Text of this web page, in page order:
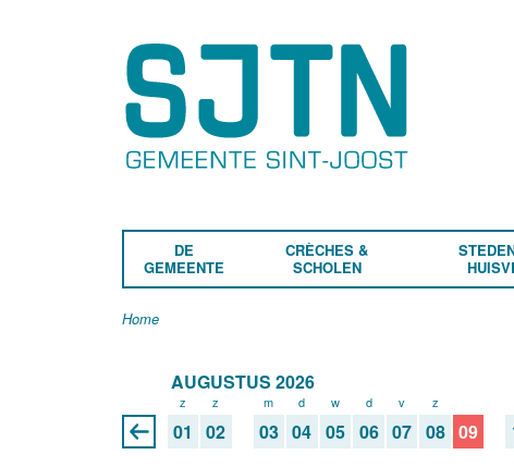
DE
GEMEENTE
CRÈCHES &
SCHOLEN
Home
AUGUSTUS 2026
z
01
z
02
m
03
d
04
w
05
d
06
v
07
z
08 09